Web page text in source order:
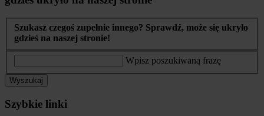
Szukasz czegoś zupełnie innego? Sprawdź, może się ukryło
gdzieś na naszej stronie!
Wpisz poszukiwaną frazę
Wyszukaj
Szybkie linki